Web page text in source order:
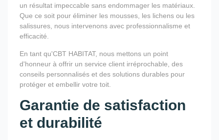
un résultat impeccable sans endommager les matériaux.
Que ce soit pour éliminer les mousses, les lichens ou les
salissures, nous intervenons avec professionnalisme et
efficacité.
En tant qu'CBT HABITAT, nous mettons un point
d'honneur à offrir un service client irréprochable, des
conseils personnalisés et des solutions durables pour
protéger et embellir votre toit.
Garantie de satisfaction
et durabilité